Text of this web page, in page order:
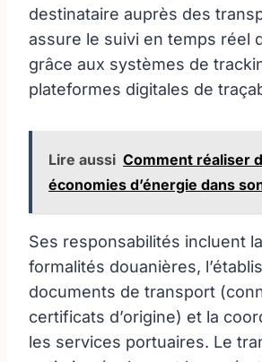
destinataire auprès des
assure le suivi en temps réel
grâce aux systèmes de
plateformes digitales de
Lire aussi Comment réaliser
économies d’énergie dans
Ses responsabilités incluent
formalités douanières,
documents de transport
certificats d’origine) et la
les services portuaires. Le